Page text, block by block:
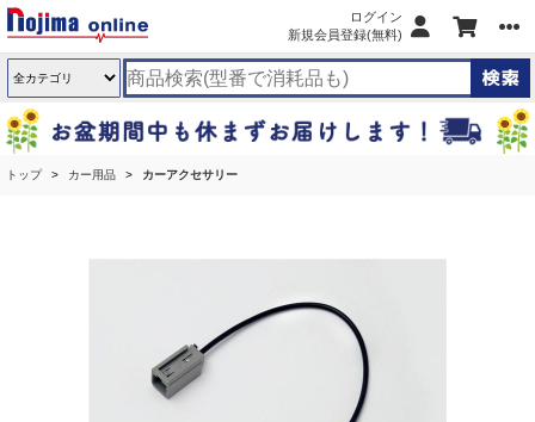
ログイン
新規会員登録(無料)
トップ カー用品 カーアクセサリー